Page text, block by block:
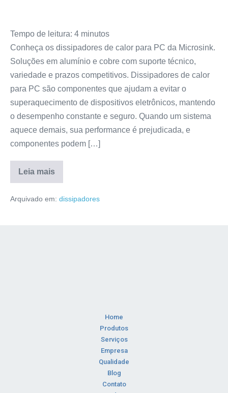
Tempo de leitura: 4 minutos
Conheça os dissipadores de calor para PC da Microsink.
Soluções em alumínio e cobre com suporte técnico,
variedade e prazos competitivos. Dissipadores de calor
para PC são componentes que ajudam a evitar o
superaquecimento de dispositivos eletrônicos, mantendo
o desempenho constante e seguro. Quando um sistema
aquece demais, sua performance é prejudicada, e
componentes podem […]
Leia mais
Arquivado em: dissipadores
Home
Produtos
Serviços
Empresa
Qualidade
Blog
Contato